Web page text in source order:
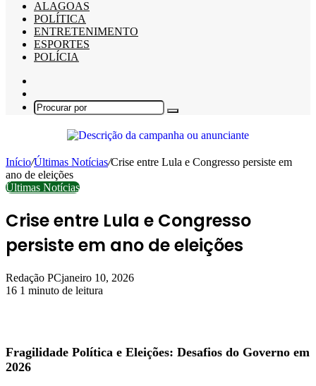
ALAGOAS
POLÍTICA
ENTRETENIMENTO
ESPORTES
POLÍCIA
skin
Procurar
Início/Últimas Notícias/Crise entre Lula e Congresso persiste em
ano de eleições
Últimas Notícias
Crise entre Lula e Congresso
persiste em ano de eleições
Redação PCjaneiro 10, 2026
16 1 minuto de leitura
Fragilidade Política e Eleições: Desafios do Governo em
2026